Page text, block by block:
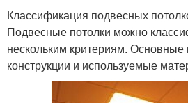
Классификация подвесных
Подвесные потолки можно
нескольким критериям. Основные
конструкции и используемые